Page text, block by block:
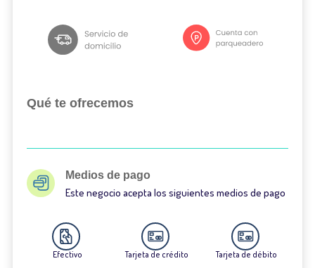
Qué te ofrecemos
Medios de pago
Este negocio acepta los siguientes medios de pago
Efectivo Tarjeta de crédito Tarjeta de débito